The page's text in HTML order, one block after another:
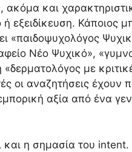
ακόμα και
εξειδίκευση. Κάποιος
«παιδοψυχολόγος
Νέο Ψυχικό»,
με
οι αναζητήσεις έχουν
αξία από ένα
και η σημασία του